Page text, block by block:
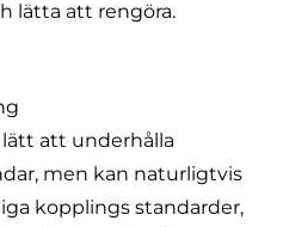
lätta att rengöra.
att underhålla
men kan naturligtvis
kopplings standarder,